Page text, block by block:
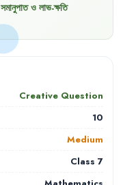
সমানুপাত ও লাভ-ক্ষতি
Creative Question
10
Medium
Class 7